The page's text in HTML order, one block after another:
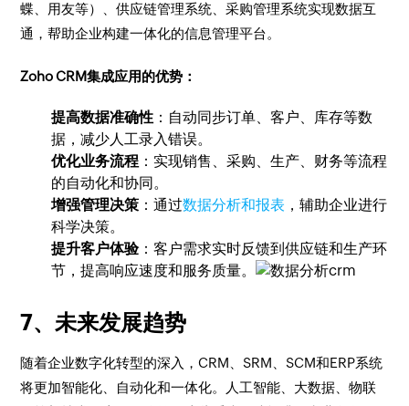
蝶、用友等）、供应链管理系统、采购管理系统实现数据互
通，帮助企业构建一体化的信息管理平台。
Zoho CRM集成应用的优势：
提高数据准确性 ：自动同步订单、客户、库存等数
据，减少人工录入错误。
优化业务流程 ：实现销售、采购、生产、财务等流程
的自动化和协同。
增强管理决策 ：通过数据分析和报表 ，辅助企业进行
科学决策。
提升客户体验：客户需求实时反馈到供应链和生产环
节，提高响应速度和服务质量。
7、未来发展趋势
随着企业数字化转型的深入，CRM、SRM、SCM和ERP系统
将更加智能化、自动化和一体化。人工智能、大数据、物联